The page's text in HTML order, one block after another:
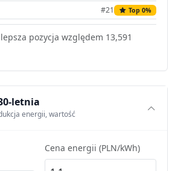
#21 Top 0%
pozycja względem 13,591
letnia
energii, wartość
Cena energii (PLN/kWh)